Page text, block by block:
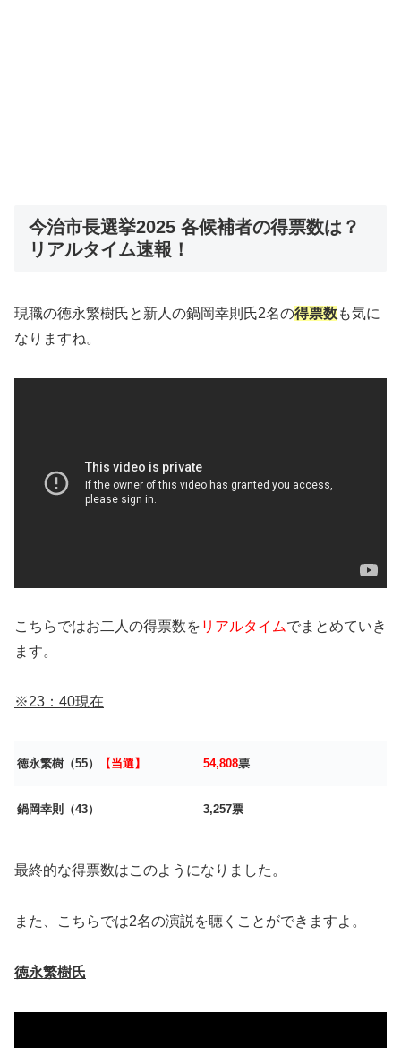
今治市長選挙2025 各候補者の得票数は？
リアルタイム速報！
現職の徳永繁樹氏と新人の鍋岡幸則氏2名の得票数も気に
なりますね。
こちらではお二人の得票数を リアルタイムでまとめていき
ます。
※23：40現在
徳永繁樹（55） 【当選】 54,808票
鍋岡幸則（43） 3,257票
最終的な得票数はこのようになりました。
また、こちらでは2名の演説を聴くことができますよ。
徳永繁樹氏